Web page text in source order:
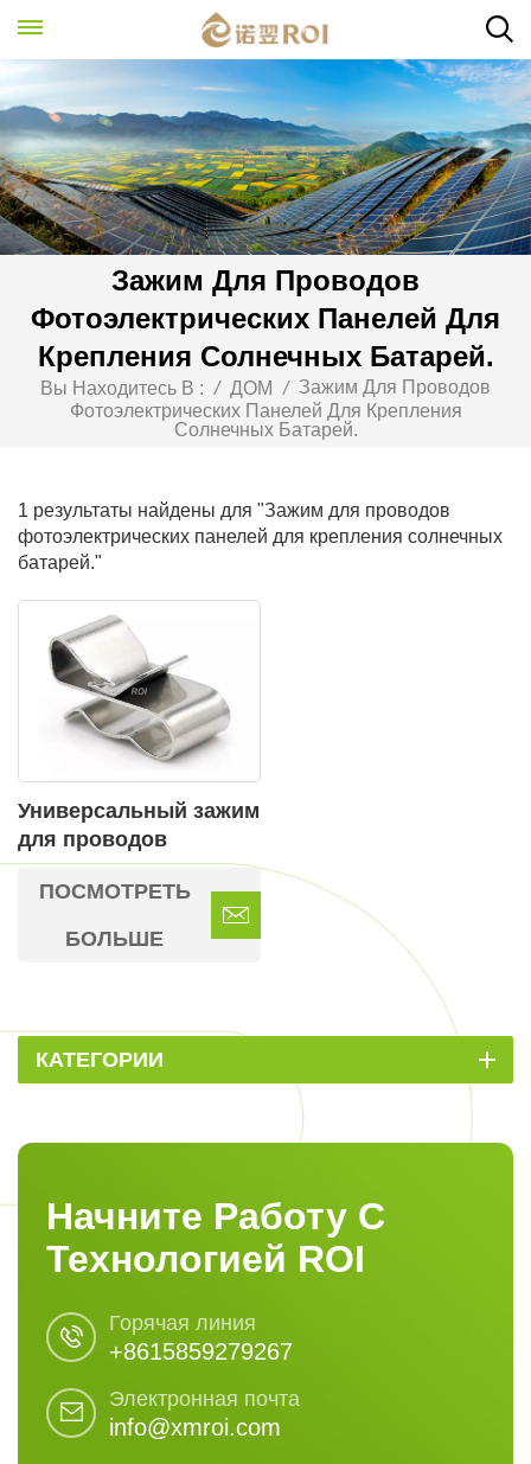
Зажим Для Проводов
Фотоэлектрических Панелей Для
Крепления Солнечных Батарей.
Вы Находитесь В : / ДОМ / Зажим Для Проводов
Фотоэлектрических Панелей Для Крепления
Солнечных Батарей.
1 результаты найдены для "Зажим для проводов
фотоэлектрических панелей для крепления солнечных
батарей."
Универсальный зажим
для проводов
фотоэлектрических
панелей для
организации кабелей
фотоэлектрических
ПОСМОТРЕТЬ
БОЛЬШЕ
КАТЕГОРИИ
Начните Работу С
Технологией ROI
Горячая линия
+8615859279267
Электронная почта
info@xmroi.com